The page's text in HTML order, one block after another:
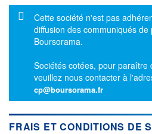
Message d'information
Cette société n'est pas
diffusion des communiqués de
Boursorama.
Sociétés cotées, pour paraître
veuillez nous contacter à
cp@boursorama.fr
FRAIS ET CONDITIONS DE